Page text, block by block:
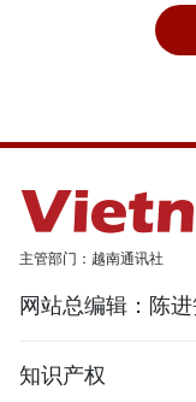
主管部门：越南通讯社
网站总编辑：陈
知识产权